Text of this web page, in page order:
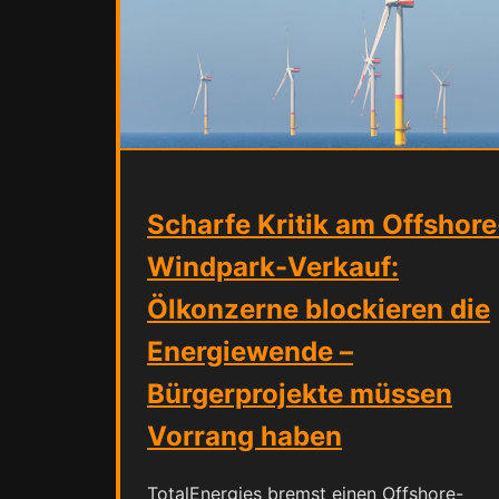
Scharfe Kritik am
Windpark-Verkauf:
Ölkonzerne blockieren die
Energiewende –
Bürgerprojekte müssen
Vorrang haben
TotalEnergies bremst einen Offshore-